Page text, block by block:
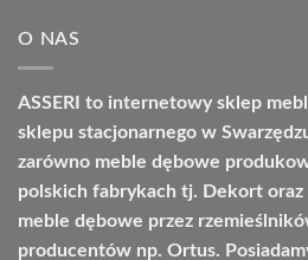
O NAS
ASSERI to internetowy sklep
sklepu stacjonarnego w
zarówno meble dębowe
polskich fabrykach tj. Dekort
meble dębowe przez
producentów np. Ortus.